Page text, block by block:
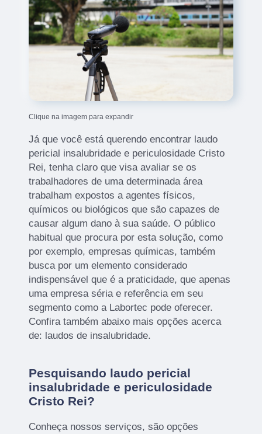
Clique na imagem para expandir
Já que você está querendo encontrar laudo
pericial insalubridade e periculosidade Cristo
Rei, tenha claro que visa avaliar se os
trabalhadores de uma determinada área
trabalham expostos a agentes físicos,
químicos ou biológicos que são capazes de
causar algum dano à sua saúde. O público
habitual que procura por esta solução, como
por exemplo, empresas químicas, também
busca por um elemento considerado
indispensável que é a praticidade, que apenas
uma empresa séria e referência em seu
segmento como a Labortec pode oferecer.
Confira também abaixo mais opções acerca
de: laudos de insalubridade.
Pesquisando laudo pericial
insalubridade e periculosidade
Cristo Rei?
Conheça nossos serviços, são opções